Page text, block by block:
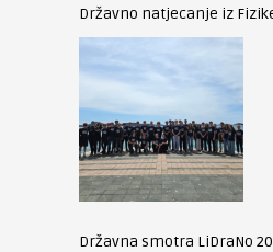
Državno natjecanje iz
Državna smotra LiDraNo